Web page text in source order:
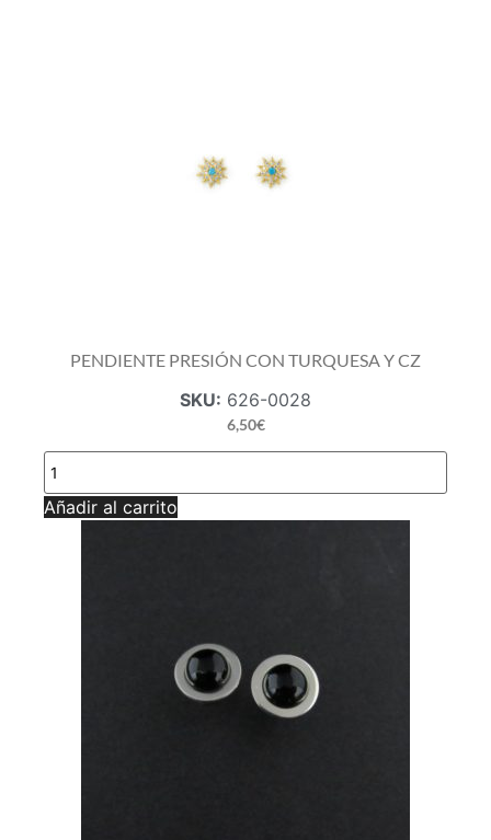
PENDIENTE PRESIÓN CON TURQUESA Y CZ
SKU: 626-0028
6,50€
PENDIENTE
PRESIÓN
CON
TURQUESA
Añadir al carrito